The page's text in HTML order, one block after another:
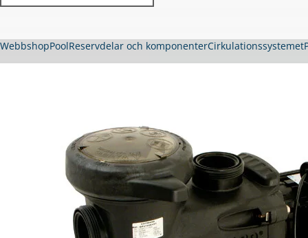
WebbshopPoolReservdelar och komponenterCirkulationssystemet